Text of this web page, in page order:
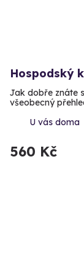
Hospodský
Jak dobře znáte
všeobecný
U vás doma
560 Kč